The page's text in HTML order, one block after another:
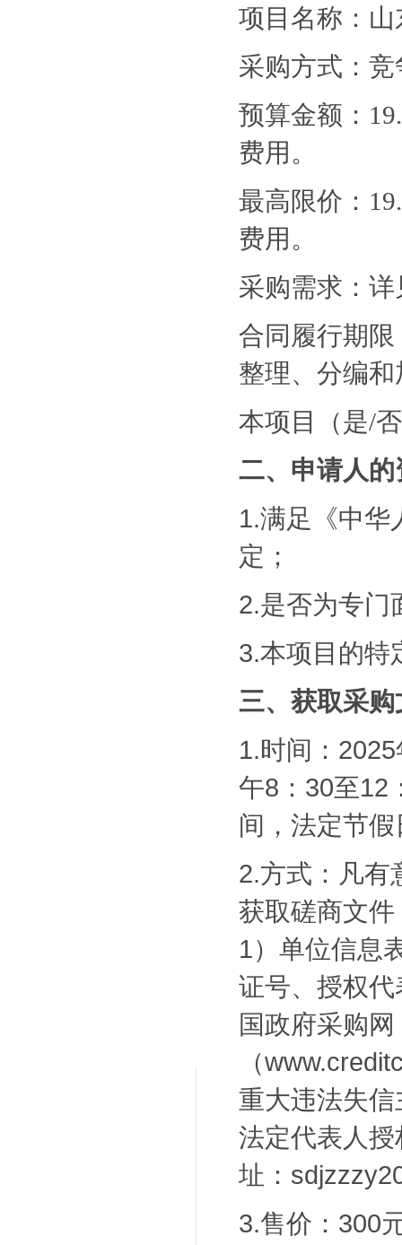
项目名称：
采购方式：
预算金额：
费用。
最高限价：
费用。
采购需求：
合同履行期
整理、分编
本项目（是/
二、申请人
1.满足《中华
定；
2.是否为专
3.本项目的特
三、获取采购
1.时间：
午8：30至12
间，法定节
2.方式：凡有
获取磋商文
1）单位信息
证号、授权
国政府采购
（
重大违法失
法定代表人
址：
3.售价：300